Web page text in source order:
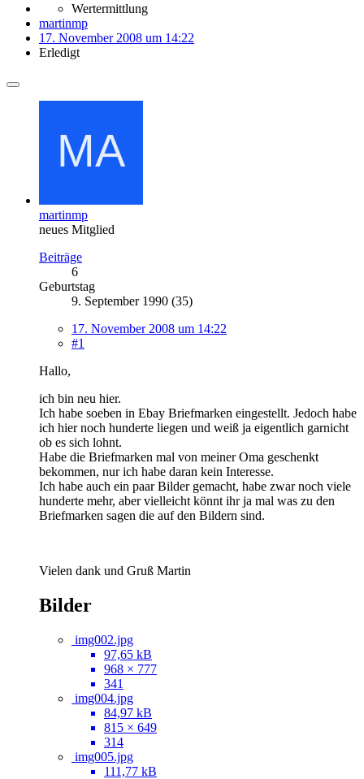
Wertermittlung
martinmp
17. November 2008 um 14:22
Erledigt
martinmp
neues Mitglied
Beiträge
6
Geburtstag
9. September 1990 (35)
17. November 2008 um 14:22
#1
Hallo,
ich bin neu hier.
Ich habe soeben in Ebay Briefmarken eingestellt. Jedoch habe
ich hier noch hunderte liegen und weiß ja eigentlich garnicht
ob es sich lohnt.
Habe die Briefmarken mal von meiner Oma geschenkt
bekommen, nur ich habe daran kein Interesse.
Ich habe auch ein paar Bilder gemacht, habe zwar noch viele
hunderte mehr, aber vielleicht könnt ihr ja mal was zu den
Briefmarken sagen die auf den Bildern sind.
Vielen dank und Gruß Martin
Bilder
img002.jpg
97,65 kB
968 × 777
341
img004.jpg
84,97 kB
815 × 649
314
img005.jpg
111,77 kB